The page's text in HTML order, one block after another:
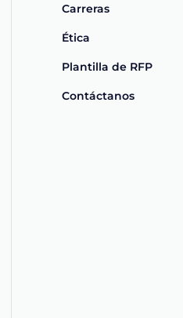
Carreras
Ética
Plantilla de RFP
Contáctanos